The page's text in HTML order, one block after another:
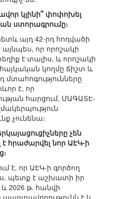
կլինի՞ փոփոխել
ստորագրումը։
այդ 42-րդ հոդվածի
որ որոշակի
է տալիս, և որոշակի
հայկական կողմը ճիշտ և
է, որ
հարցում, ՄԱԳԱՏԷ-
չունենա։
չեն
հրաժարվել նոր ԱԷԿ-ի
է, որ ԱԷԿ-ի գործող
պետք է աշխատի իր
2026 թ. հանվի